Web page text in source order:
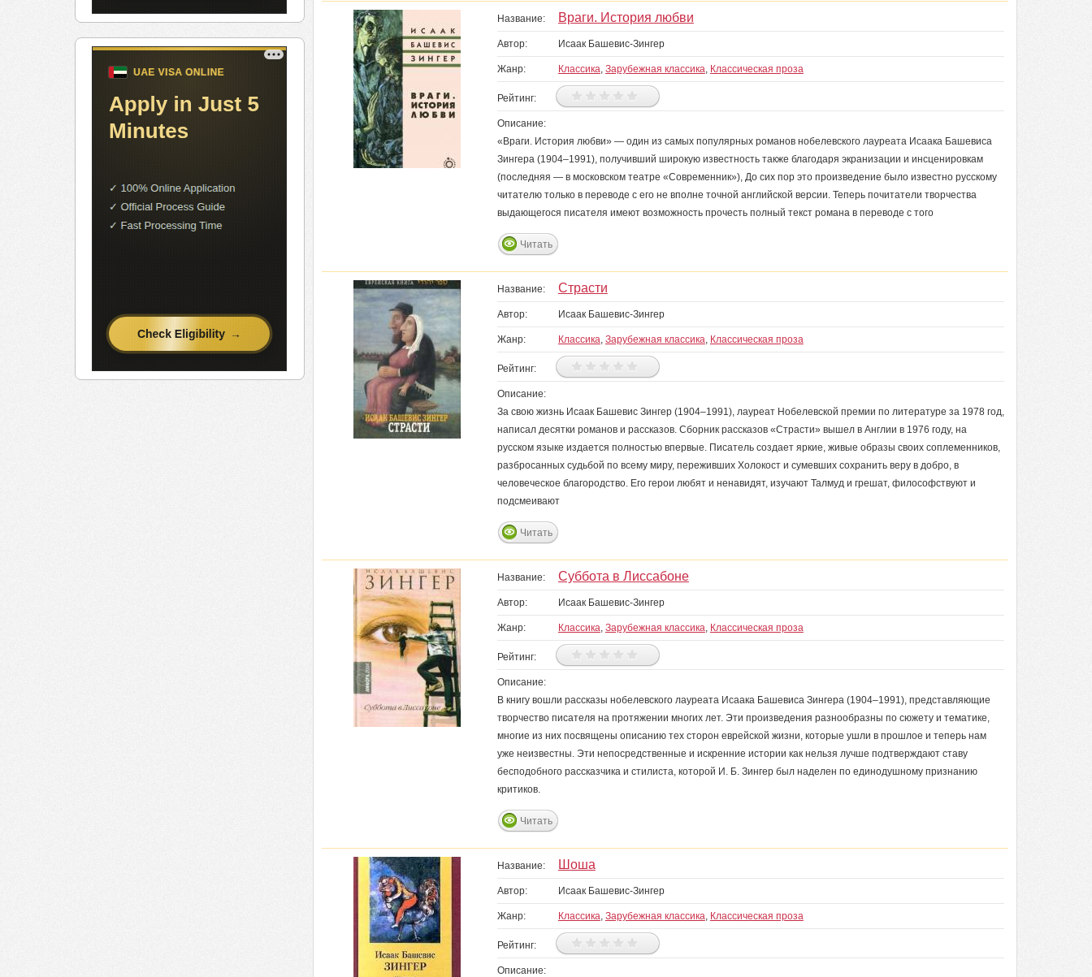
Название: Враги. История любви
Автор: Исаак Башевис-Зингер
Жанр: Классика, Зарубежная классика, Классическая проза
Рейтинг:
Описание:
«Враги. История любви» — один из самых популярных романов нобелевского лауреата Исаака Башевиса
Зингера (1904–1991), получивший широкую известность также благодаря экранизации и инсценировкам
(последняя — в московском театре «Современник»), До сих пор это произведение было известно русскому
читателю только в переводе с его не вполне точной английской версии. Теперь почитатели творчества
выдающегося писателя имеют возможность прочесть полный текст романа в переводе с того
Читать
Название: Страсти
Автор: Исаак Башевис-Зингер
Жанр: Классика, Зарубежная классика, Классическая проза
Рейтинг:
Описание:
За свою жизнь Исаак Башевис Зингер (1904–1991), лауреат Нобелевской премии по литературе за 1978 год,
написал десятки романов и рассказов. Сборник рассказов «Страсти» вышел в Англии в 1976 году, на
русском языке издается полностью впервые. Писатель создает яркие, живые образы своих соплеменников,
разбросанных судьбой по всему миру, переживших Холокост и сумевших сохранить веру в добро, в
человеческое благородство. Его герои любят и ненавидят, изучают Талмуд и грешат, философствуют и
подсмеивают
Читать
Название: Суббота в Лиссабоне
Автор: Исаак Башевис-Зингер
Жанр: Классика, Зарубежная классика, Классическая проза
Рейтинг:
Описание:
В книгу вошли рассказы нобелевского лауреата Исаака Башевиса Зингера (1904–1991), представляющие
творчество писателя на протяжении многих лет. Эти произведения разнообразны по сюжету и тематике,
многие из них посвящены описанию тех сторон еврейской жизни, которые ушли в прошлое и теперь нам
уже неизвестны. Эти непосредственные и искренние истории как нельзя лучше подтверждают ставу
бесподобного рассказчика и стилиста, которой И. Б. Зингер был наделен по единодушному признанию
критиков.
Читать
Название: Шоша
Автор: Исаак Башевис-Зингер
Жанр: Классика, Зарубежная классика, Классическая проза
Рейтинг:
Описание: